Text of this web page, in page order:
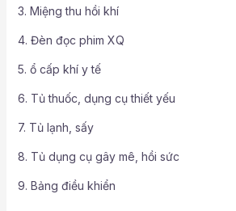
3. Miệng thu hồi khí
4. Đèn đọc phim XQ
5. ổ cấp khí y tế
6. Tủ thuốc, dụng cụ thiết yếu
7. Tủ lạnh, sấy
8. Tủ dụng cụ gây mê, hồi sức
9. Bảng điều khiển